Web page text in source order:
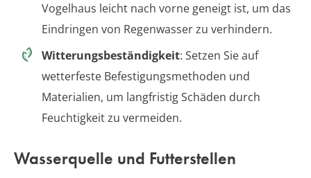
Vogelhaus leicht nach vorne geneigt ist, um das
Eindringen von Regenwasser zu verhindern.
Witterungsbeständigkeit: Setzen Sie auf
wetterfeste Befestigungsmethoden und
Materialien, um langfristig Schäden durch
Feuchtigkeit zu vermeiden.
Wasserquelle und Futterstellen